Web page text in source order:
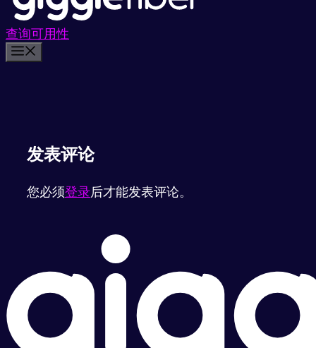
查询可用性
发表评论
您必须登录后才能发表评论。